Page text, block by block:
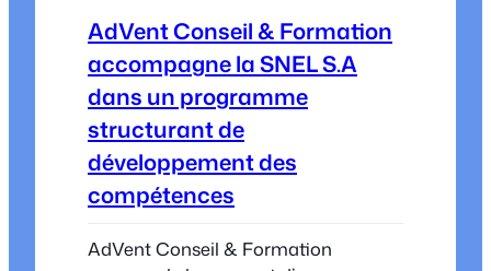
AdVent Conseil & Formation
accompagne la SNEL S.A
dans un programme
structurant de
développement des
compétences
AdVent Conseil & Formation